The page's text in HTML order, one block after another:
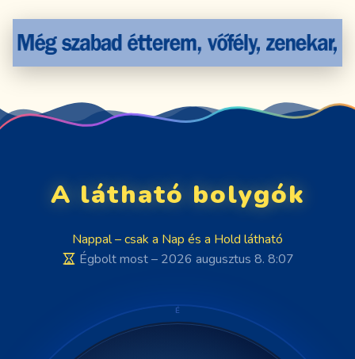
A látható bolygók
Nappal – csak a Nap és a Hold látható
Égbolt most – 2026 augusztus 8. 8:07
É